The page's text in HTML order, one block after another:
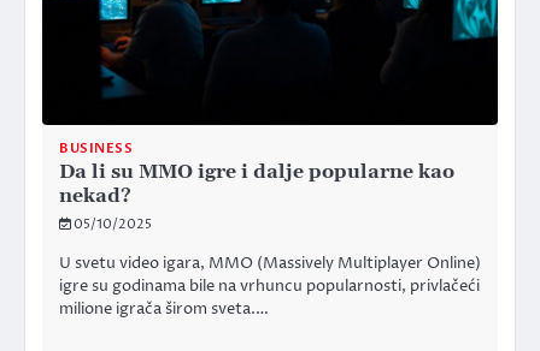
BUSINESS
Da li su MMO igre i dalje popularne kao
nekad?
05/10/2025
U svetu video igara, MMO (Massively Multiplayer Online)
igre su godinama bile na vrhuncu popularnosti, privlačeći
milione igrača širom sveta.…